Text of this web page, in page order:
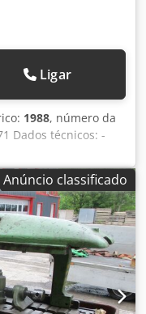
Ligar
1988, número da
Dados técnicos: -
do arco de serra -
x 2,0 mm - Área de
Área de corte - plano:
Asnkof - Área de
- Largura máxima
de avanço e
cortes em ângulo -
por motor
- Espaço necessário:
aprox. 380 kg
Anúncio classificado